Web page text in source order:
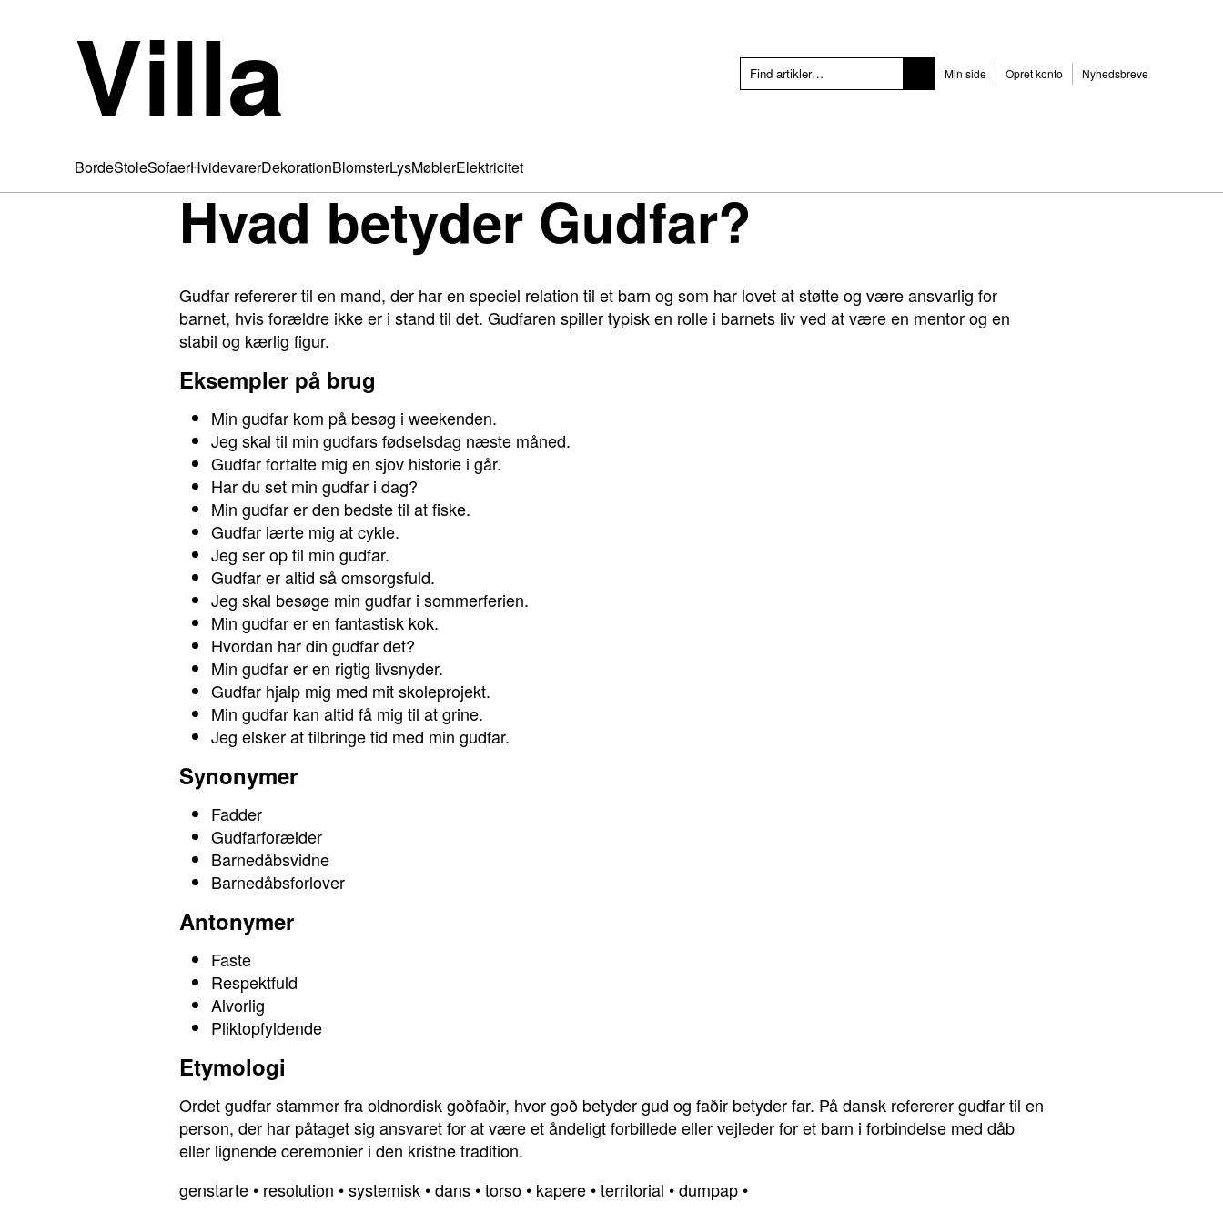
Villa Min side Opret konto Nyhedsbreve
BordeStoleSofaerHvidevarerDekorationBlomsterLysMøblerElektricitet
Hvad betyder Gudfar?
Gudfar refererer til en mand, der har en speciel relation til et barn og som har lovet at støtte og være ansvarlig for
barnet, hvis forældre ikke er i stand til det. Gudfaren spiller typisk en rolle i barnets liv ved at være en mentor og en
stabil og kærlig figur.
Eksempler på brug
Min gudfar kom på besøg i weekenden.
Jeg skal til min gudfars fødselsdag næste måned.
Gudfar fortalte mig en sjov historie i går.
Har du set min gudfar i dag?
Min gudfar er den bedste til at fiske.
Gudfar lærte mig at cykle.
Jeg ser op til min gudfar.
Gudfar er altid så omsorgsfuld.
Jeg skal besøge min gudfar i sommerferien.
Min gudfar er en fantastisk kok.
Hvordan har din gudfar det?
Min gudfar er en rigtig livsnyder.
Gudfar hjalp mig med mit skoleprojekt.
Min gudfar kan altid få mig til at grine.
Jeg elsker at tilbringe tid med min gudfar.
Synonymer
Fadder
Gudfarforælder
Barnedåbsvidne
Barnedåbsforlover
Antonymer
Faste
Respektfuld
Alvorlig
Pliktopfyldende
Etymologi
Ordet gudfar stammer fra oldnordisk goðfaðir, hvor goð betyder gud og faðir betyder far. På dansk refererer gudfar til en
person, der har påtaget sig ansvaret for at være et åndeligt forbillede eller vejleder for et barn i forbindelse med dåb
eller lignende ceremonier i den kristne tradition.
genstarte • resolution •systemisk •dans •torso • kapere •territorial •dumpap •